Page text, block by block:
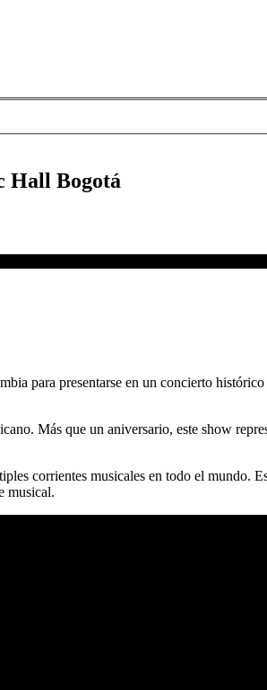
Hall Bogotá
para presentarse en un concierto histórico
Más que un aniversario, este show
corrientes musicales en todo el mundo.
musical.